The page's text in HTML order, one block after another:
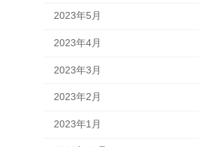
2023年5月
2023年4月
2023年3月
2023年2月
2023年1月